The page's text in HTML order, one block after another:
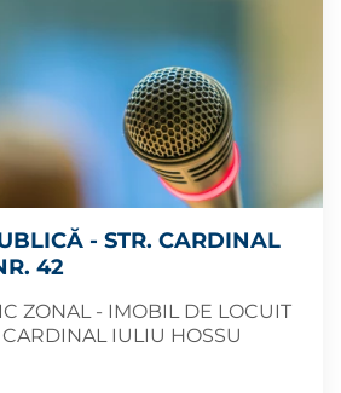
- STR. CARDINAL
42
ZONAL - IMOBIL DE LOCUIT
CARDINAL IULIU HOSSU